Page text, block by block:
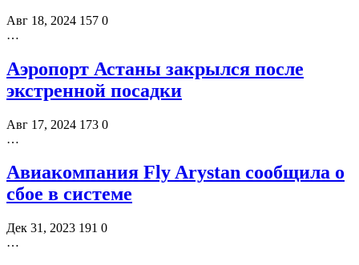
Авг 18, 2024 157 0
…
Аэропорт Астаны закрылся после
экстренной посадки
Авг 17, 2024 173 0
…
Авиакомпания Fly Arystan сообщила о
сбое в системе
Дек 31, 2023 191 0
…